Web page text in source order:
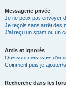
Messagerie privée
Je ne peux pas envoyer
Je reçois sans arrêt des
J’ai reçu un spam ou un
Amis et ignorés
Que sont mes listes
Comment puis-je ajouter/
Recherche dans les